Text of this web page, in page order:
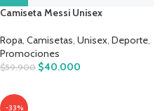
Camiseta Messi Unisex
Ropa, Camisetas, Unisex, Deporte,
Promociones
$59.900 $40.000
-33%